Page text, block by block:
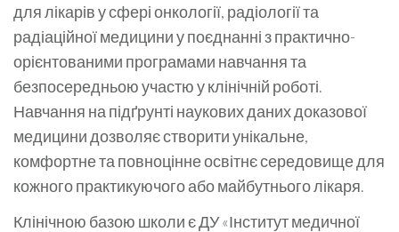
для лікарів у сфері онкології, радіології та
радіаційної медицини у поєднанні з практично-
орієнтованими програмами навчання та
безпосередньою участю у клінічній роботі.
Навчання на підґрунті наукових даних доказової
медицини дозволяє створити унікальне,
комфортне та повноцінне освітнє середовище для
кожного практикуючого або майбутнього лікаря.
Клінічною базою школи є ДУ «Інститут медичної